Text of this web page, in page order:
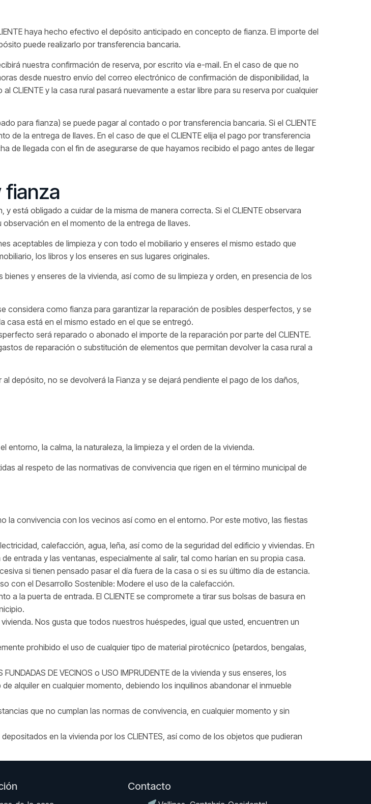
haya hecho efectivo el depósito anticipado en concepto de fianza. El importe del
puede realizarlo por transferencia bancaria.
nuestra confirmación de reserva, por escrito vía e-mail. En el caso de que no
desde nuestro envío del correo electrónico de confirmación de disponibilidad, la
CLIENTE y la casa rural pasará nuevamente a estar libre para su reserva por cualquier
para fianza) se puede pagar al contado o por transferencia bancaria. Si el CLIENTE
de la entrega de llaves. En el caso de que el CLIENTE elija el pago por transferencia
de llegada con el fin de asegurarse de que hayamos recibido el pago antes de llegar
fianza
está obligado a cuidar de la misma de manera correcta. Si el CLIENTE observara
en el momento de la entrega de llaves.
aceptables de limpieza y con todo el mobiliario y enseres el mismo estado que
los libros y los enseres en sus lugares originales.
y enseres de la vivienda, así como de su limpieza y orden, en presencia de los
considera como fianza para garantizar la reparación de posibles desperfectos, y se
casa está en el mismo estado en el que se entregó.
será reparado o abonado el importe de la reparación por parte del CLIENTE.
de reparación o substitución de elementos que permitan devolver la casa rural a
depósito, no se devolverá la Fianza y se dejará pendiente el pago de los daños,
entorno, la calma, la naturaleza, la limpieza y el orden de la vivienda.
al respeto de las normativas de convivencia que rigen en el término municipal de
la convivencia con los vecinos así como en el entorno. Por este motivo, las fiestas
calefacción, agua, leña, así como de la seguridad del edificio y viviendas. En
entrada y las ventanas, especialmente al salir, tal como harían en su propia casa.
si tienen pensado pasar el día fuera de la casa o si es su último día de estancia.
con el Desarrollo Sostenible: Modere el uso de la calefacción.
a la puerta de entrada. El CLIENTE se compromete a tirar sus bolsas de basura en
Nos gusta que todos nuestros huéspedes, igual que usted, encuentren un
prohibido el uso de cualquier tipo de material pirotécnico (petardos, bengalas,
DE VECINOS o USO IMPRUDENTE de la vivienda y sus enseres, los
alquiler en cualquier momento, debiendo los inquilinos abandonar el inmueble
que no cumplan las normas de convivencia, en cualquier momento y sin
en la vivienda por los CLIENTES, así como de los objetos que pudieran
Contacto